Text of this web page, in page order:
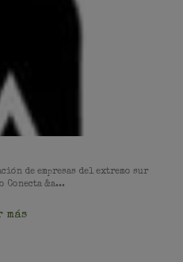
de empresas del extremo sur
Conecta &a...
más